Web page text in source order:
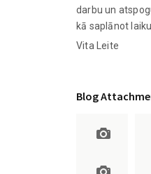
darbu un
kā saplānot
Vita Leite
Blog